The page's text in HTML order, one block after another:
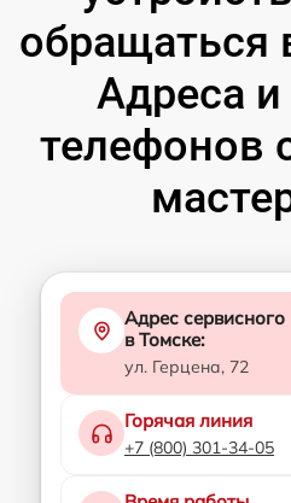
обращаться
Адреса
телефонов
Адрес
в Томске:
ул. Герцена, 72
Горячая линия
+7 (800) 301-34-05